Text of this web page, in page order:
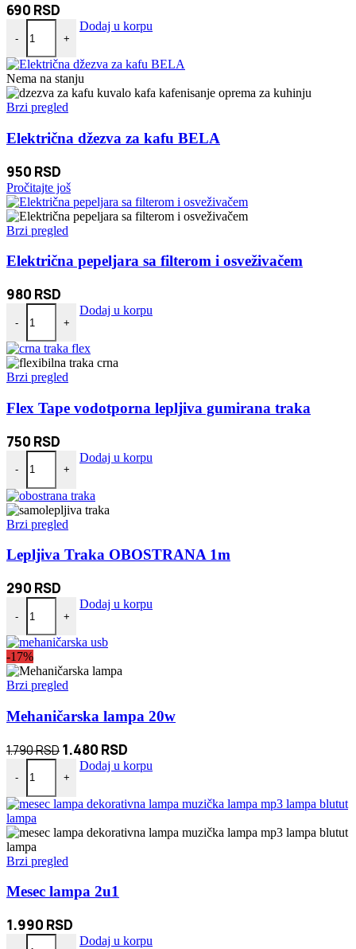
690 RSD
-
Digitalna vaga kantar do 40kg količina
+
Dodaj u korpu
Nema na stanju
Brzi pregled
Električna džezva za kafu BELA
950 RSD
Pročitajte još
Brzi pregled
Električna pepeljara sa filterom i osveživačem
980 RSD
-
Električna pepeljara sa filterom i osveživačem količina
+
Dodaj u korpu
Brzi pregled
Flex Tape vodotporna lepljiva gumirana traka
750 RSD
-
Flex Tape vodotporna lepljiva gumirana traka količina
+
Dodaj u korpu
Brzi pregled
Lepljiva Traka OBOSTRANA 1m
290 RSD
-
Lepljiva Traka OBOSTRANA 1m količina
+
Dodaj u korpu
-17%
Brzi pregled
Mehaničarska lampa 20w
1.790RSDOriginalna
cena
je
bila:
1.480 RSD
cena
1.480 RSD.
-
Mehaničarska lampa 20w količina
+
Dodaj u korpu
Brzi pregled
Mesec lampa 2u1
1.990 RSD
Mesec lampa 2u1 količina
Dodaj u korpu